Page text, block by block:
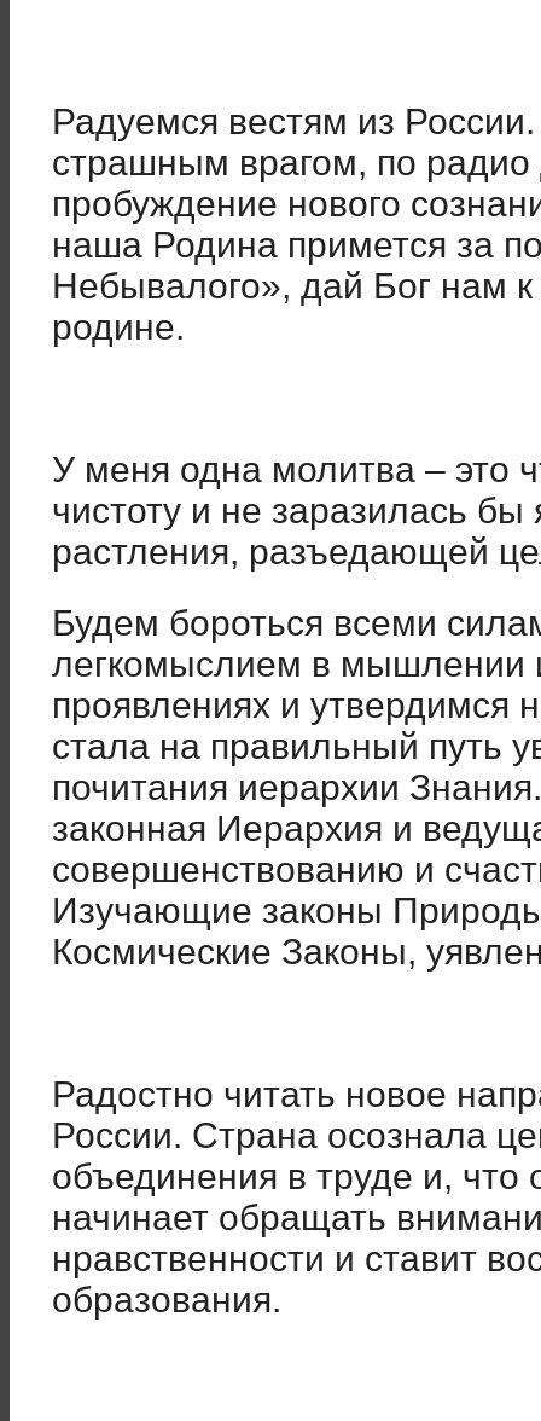
Радуемся вестям из
страшным врагом, по радио
пробуждение нового
наша Родина примется за
Небывалого», дай Бог нам к
родине.
У меня одна молитва – это
чистоту и не заразилась
растления, разъедающей
Будем бороться всеми
легкомыслием в мышлении
проявлениях и утвердимся
стала на правильный путь
почитания иерархии
законная Иерархия и
совершенствованию и
Изучающие законы
Космические Законы,
Радостно читать новое
России. Страна осознала
объединения в труде и, что
начинает обращать
нравственности и ставит
образования.